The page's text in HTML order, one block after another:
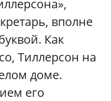
вполне
Как
Тиллерсон на
доме.
его